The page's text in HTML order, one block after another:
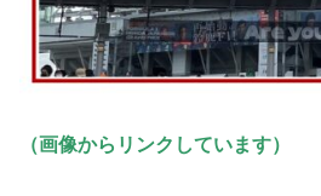
（画像からリンクしています）